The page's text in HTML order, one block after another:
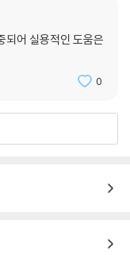
사들의 ‘훈련’법에 단
에게 도움을 주는 책이
의미가 있다. 저자는 훈
간 고객을 만나는 맥락
야 한다고 말한다. 하
것보다 더 훈훈한 경험
행복하고 건강하고 보
의 ‘개통령’ 과학자로 정
되어 실용적인 도움은
0